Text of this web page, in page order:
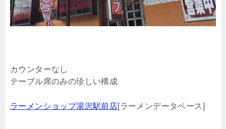
カウンターなし
テーブル席のみの珍しい構成
ラーメンショップ湯沢駅前店[ラーメンデータベース]